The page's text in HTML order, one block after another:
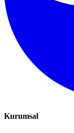
Kurumsal